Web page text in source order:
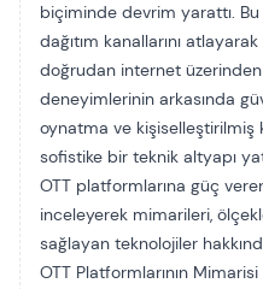
biçiminde devrim yarattı.
dağıtım kanallarını
doğrudan internet üzerinden
deneyimlerinin arkasında
oynatma ve kişiselleştirilmiş
sofistike bir teknik altyapı
OTT platformlarına güç
inceleyerek mimarileri,
sağlayan teknolojiler
OTT Platformlarının Mimarisi